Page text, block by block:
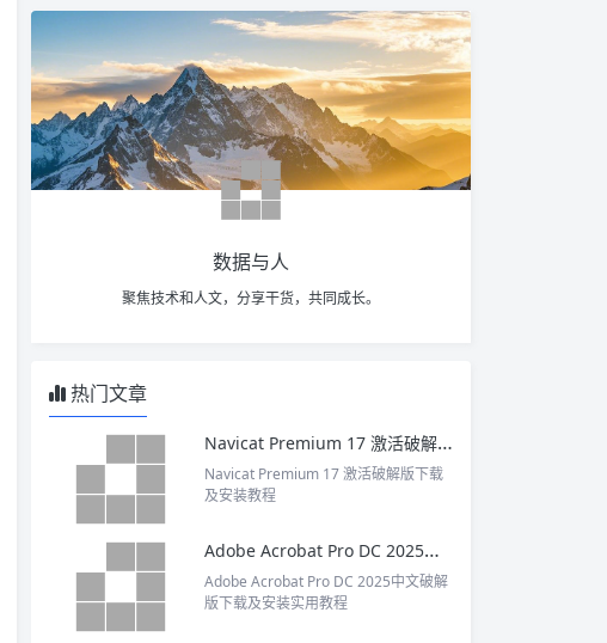
数据与人
聚焦技术和人文，分享干货，共同成长。
热门文章
Navicat Premium 17 激活破解版下载及安装教程
Navicat Premium 17 激活破解版下载
及安装教程
Adobe Acrobat Pro DC 2025中文破解版下载及安装实用教程
Adobe Acrobat Pro DC 2025中文破解
版下载及安装实用教程